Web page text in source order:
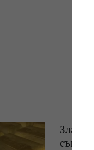
също